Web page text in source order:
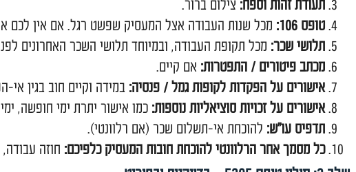
חוב לביטוח לאומי במקרה של פירוק חברה תלויה רבות
לתשלום חוב שכר עבודה ופיצויי פיטורים (טופס 5305):
זהו
הביטוח הלאומי.
(צו פירוק תאגיד / צו פשיטת רגל):מסמך רשמי מבית המשפט